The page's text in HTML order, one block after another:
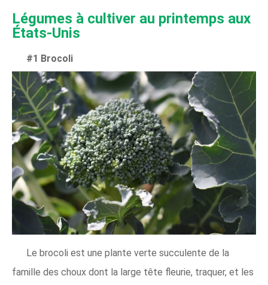
Légumes à cultiver au printemps aux
États-Unis
#1 Brocoli
Le brocoli est une plante verte succulente de la
famille des choux dont la large tête fleurie, traquer, et les